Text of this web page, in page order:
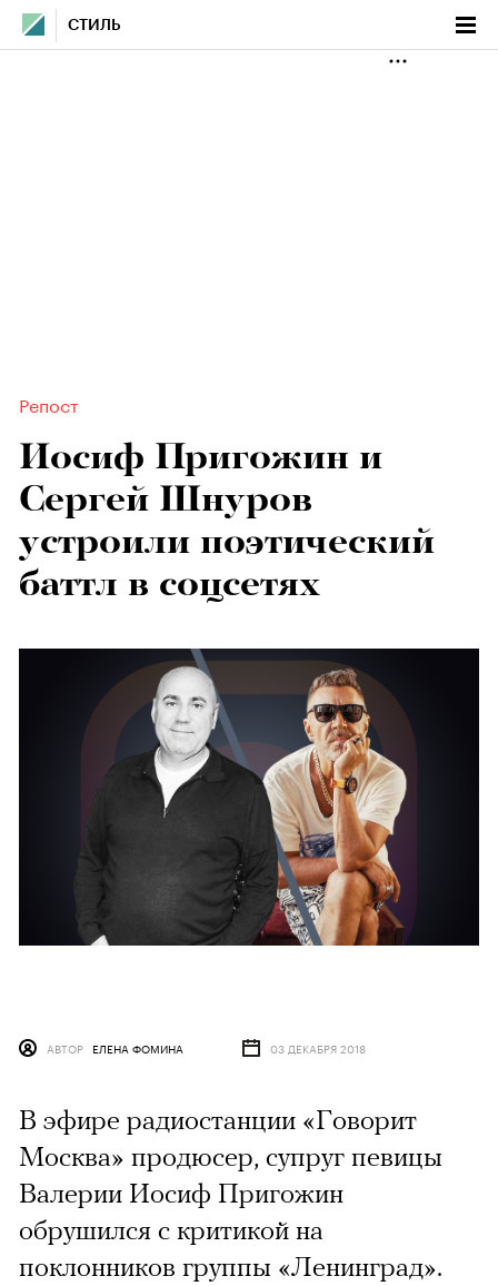
СТИЛЬ
Репост
Иосиф Пригожин и
Сергей Шнуров
устроили поэтический
баттл в соцсетях
АВТОР ЕЛЕНА ФОМИНА 03 ДЕКАБРЯ 2018
В эфире радиостанции «Говорит
Москва» продюсер, супруг певицы
Валерии Иосиф Пригожин
обрушился с критикой на
поклонников группы «Ленинград».